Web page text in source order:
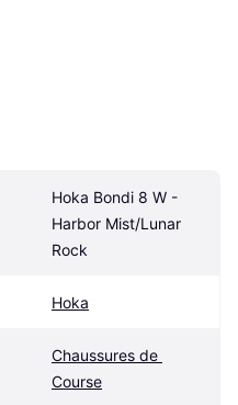
Hoka Bondi 8 W -
Harbor Mist/Lunar
Rock
Hoka
Chaussures de
Course